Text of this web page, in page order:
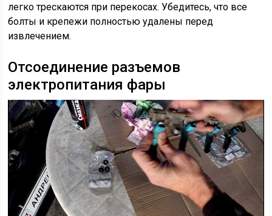
легко трескаются при перекосах. Убедитесь, что все
болты и крепежи полностью удалены перед
извлечением.
Отсоединение разъемов
электропитания фары